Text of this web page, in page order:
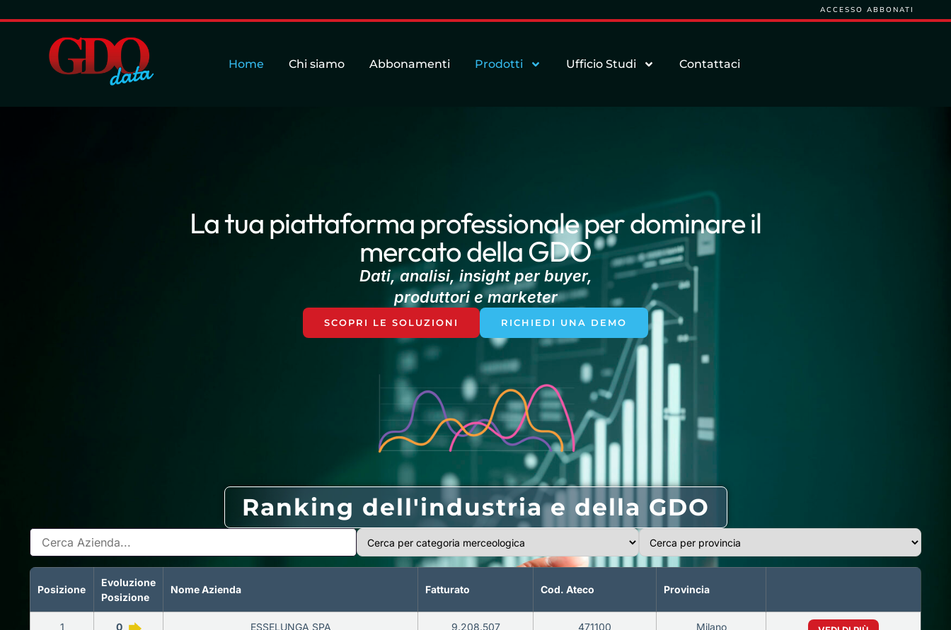
ACCESSO ABBONATI
Home Chi siamo Abbonamenti Prodotti Ufficio Studi Contattaci
La tua piattaforma professionale per dominare il
mercato della GDO
Dati, analisi, insight per buyer,
produttori e marketer
SCOPRI LE SOLUZIONI RICHIEDI UNA DEMO
Ranking dell'industria e della GDO
Posizione
Evoluzione
Posizione
Nome Azienda Fatturato Cod. Ateco Provincia
1 0 ESSELUNGA SPA 9.208.507 471100 Milano